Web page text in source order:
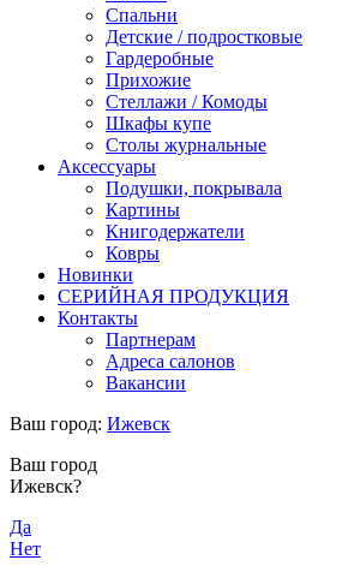
Спальни
Детские / подростковые
Гардеробные
Прихожие
Стеллажи / Комоды
Шкафы купе
Столы журнальные
Аксессуары
Подушки, покрывала
Картины
Книгодержатели
Ковры
Новинки
СЕРИЙНАЯ ПРОДУКЦИЯ
Контакты
Партнерам
Адреса салонов
Вакансии
Ваш город: Ижевск
Ваш город
Ижевск?
Да
Нет